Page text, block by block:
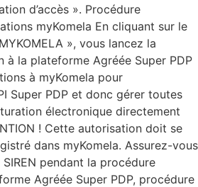
d’accès ». Procédure
myKomela En cliquant sur le
», vous lancez la
à la plateforme Agréée Super PDP
à myKomela pour
Super PDP et donc gérer toutes
électronique directement
! Cette autorisation doit se
dans myKomela. Assurez-vous
pendant la procédure
Agréée Super PDP, procédure